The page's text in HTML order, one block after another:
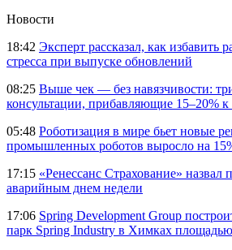
Новости
18:42 Эксперт рассказал, как избавить
стресса при выпуске обновлений
08:25 Выше чек — без навязчивости:
консультации, прибавляющие 15–20%
05:48 Роботизация в мире бьет новые
промышленных роботов выросло на
17:15 «Ренессанс Страхование» назвал
аварийным днем недели
17:06 Spring Development Group
парк Spring Industry в Химках